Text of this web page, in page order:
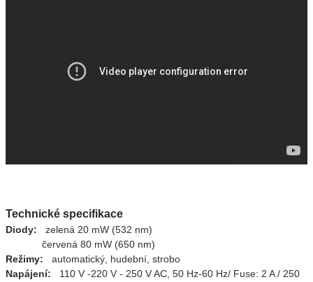
Technické specifikace
Diody: zelená 20 mW (532 nm)
červená 80 mW (650 nm)
Režimy: automatický, hudební, strobo
Napájení: 110 V -220 V - 250 V AC, 50 Hz-60 Hz/ Fuse: 2 A / 250